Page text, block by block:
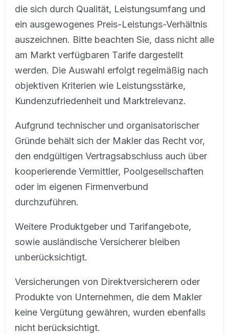
die sich durch Qualität, Leistungsumfang und
ein ausgewogenes Preis-Leistungs-Verhältnis
auszeichnen. Bitte beachten Sie, dass nicht alle
am Markt verfügbaren Tarife dargestellt
werden. Die Auswahl erfolgt regelmäßig nach
objektiven Kriterien wie Leistungsstärke,
Kundenzufriedenheit und Marktrelevanz.
Aufgrund technischer und organisatorischer
Gründe behält sich der Makler das Recht vor,
den endgültigen Vertragsabschluss auch über
kooperierende Vermittler, Poolgesellschaften
oder im eigenen Firmenverbund
durchzuführen.
Weitere Produktgeber und Tarifangebote,
sowie ausländische Versicherer bleiben
unberücksichtigt.
Versicherungen von Direktversicherern oder
Produkte von Unternehmen, die dem Makler
keine Vergütung gewähren, wurden ebenfalls
nicht berücksichtigt.